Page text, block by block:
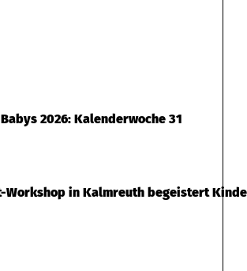
Babys 2026: Kalenderwoche 31